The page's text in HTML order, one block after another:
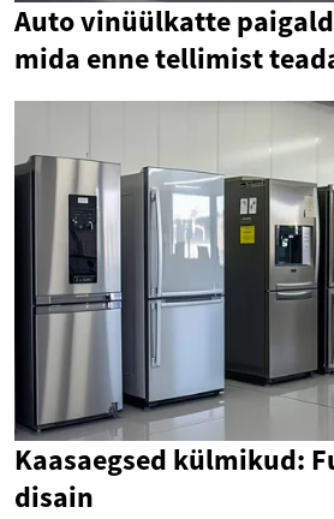
Auto vinüülkatte
mida enne tellimist
Kaasaegsed külmikud:
disain